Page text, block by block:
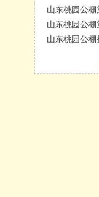
山东桃园公棚
山东桃园公棚
山东桃园公棚